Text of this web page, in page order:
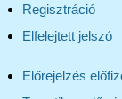
Regisztráció
Elfelejtett jelszó
Előrejelzés